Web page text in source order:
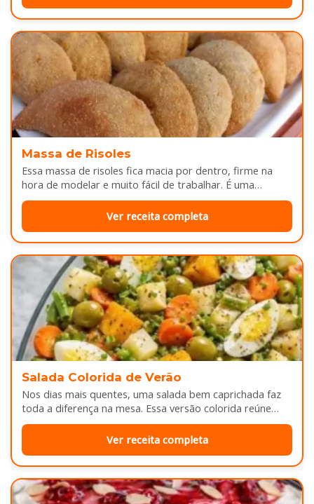
Massa de Risoles
Essa massa de risoles fica macia por dentro, firme na
hora de modelar e muito fácil de trabalhar. É uma…
Ver receita completa
Salada Colorida de Verão
Nos dias mais quentes, uma salada bem caprichada faz
toda a diferença na mesa. Essa versão colorida reúne
legumes cozidos…
Ver receita completa